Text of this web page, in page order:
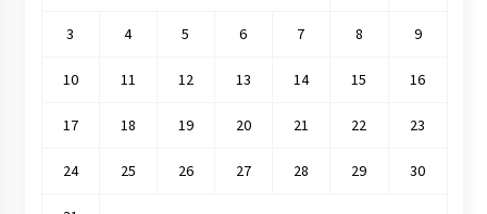
3 4 5 6 7 8 9
10 11 12 13 14 15 16
17 18 19 20 21 22 23
24 25 26 27 28 29 30